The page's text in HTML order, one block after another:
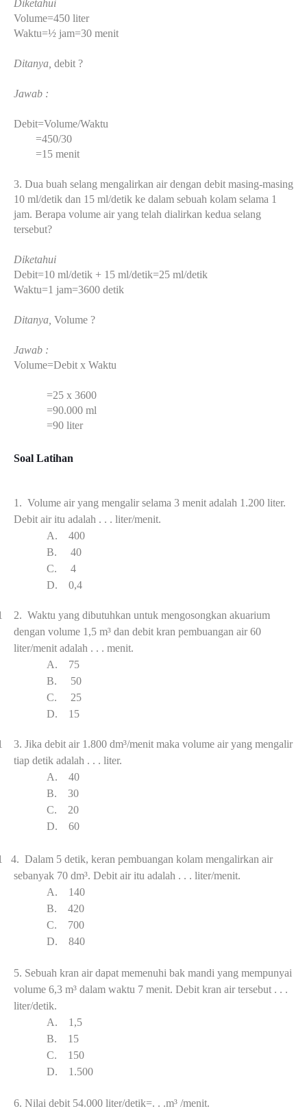
Diketahui
Volume=450 liter
Waktu=½ jam=30 menit
Ditanya, debit ?
Jawab :
Debit=Volume/Waktu
=450/30
=15 menit
3. Dua buah selang mengalirkan air dengan debit masing-masing
10 ml/detik dan 15 ml/detik ke dalam sebuah kolam selama 1
jam. Berapa volume air yang telah dialirkan kedua selang
tersebut?
Diketahui
Debit=10 ml/detik + 15 ml/detik=25 ml/detik
Waktu=1 jam=3600 detik
Ditanya, Volume ?
Jawab :
Volume=Debit x Waktu
=25 x 3600
=90.000 ml
=90 liter
Soal Latihan
1. Volume air yang mengalir selama 3 menit adalah 1.200 liter.
Debit air itu adalah . . . liter/menit.
A. 400
B. 40
C.
4
D.
0,4
2. Waktu yang dibutuhkan untuk mengosongkan akuarium
dengan volume 1,5 m³ dan debit kran pembuangan air 60
liter/menit adalah . . . menit.
A.
75
B.
50
C.
25
D.
15
3. Jika debit air 1.800 dm³/menit maka volume air yang mengalir
tiap detik adalah . . . liter.
A.
40
B. 30
C.
20
D. 60
4. Dalam 5 detik, keran pembuangan kolam mengalirkan air
sebanyak 70 dm³. Debit air itu adalah . . . liter/menit.
A. 140
B.
420
C.
700
D.
840
5. Sebuah kran air dapat memenuhi bak mandi yang mempunyai
volume 6,3 m³ dalam waktu 7 menit. Debit kran air tersebut . . .
liter/detik.
A.
1,5
B.
15
C.
150
D. 1.500
6. Nilai debit 54.000 liter/detik=. . .m³ /menit.